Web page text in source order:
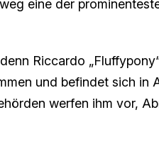
eine der
Riccardo
und befindet sich in
werfen ihm vor,